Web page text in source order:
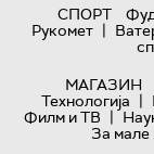
СПОРТ
Рукомет |
МАГАЗИН
Технологијa |
Филм и ТВ |
За мале